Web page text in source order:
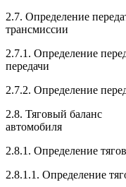
2.7. Определение
2.7.1. Определение
передачи
2.7.2. Определение
2.8. Тяговый баланс
2.8.1. Определение
2.8.1.1.